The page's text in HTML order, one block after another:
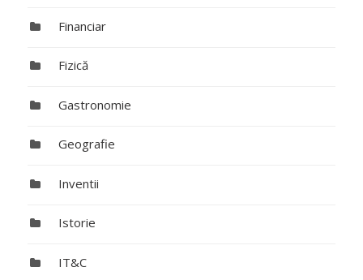
Financiar
Fizică
Gastronomie
Geografie
Inventii
Istorie
IT&C